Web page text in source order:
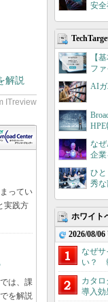
解説
ってい
実践方
は、課
を解説
安
【
フ
AIガ
なぜ
企
ひ
秀
ホワイト
2026/08/
なぜサ
い？
カタ
導入効